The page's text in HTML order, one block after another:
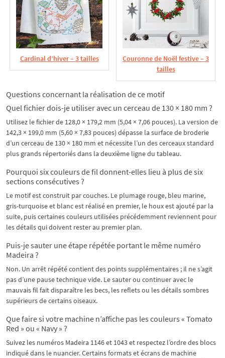
Cardinal d’hiver – 3 tailles
Couronne de Noël festive – 3
tailles
Questions concernant la réalisation de ce motif
Quel fichier dois-je utiliser avec un cerceau de 130 × 180 mm ?
Utilisez le fichier de 128,0 × 179,2 mm (5,04 × 7,06 pouces). La version de
142,3 × 199,0 mm (5,60 × 7,83 pouces) dépasse la surface de broderie
d’un cerceau de 130 × 180 mm et nécessite l’un des cerceaux standard
plus grands répertoriés dans la deuxième ligne du tableau.
Pourquoi six couleurs de fil donnent-elles lieu à plus de six
sections consécutives ?
Le motif est construit par couches. Le plumage rouge, bleu marine,
gris-turquoise et blanc est réalisé en premier, le houx est ajouté par la
suite, puis certaines couleurs utilisées précédemment reviennent pour
les détails qui doivent rester au premier plan.
Puis-je sauter une étape répétée portant le même numéro
Madeira ?
Non. Un arrêt répété contient des points supplémentaires ; il ne s’agit
pas d’une pause technique vide. Le sauter ou continuer avec le
mauvais fil fait disparaître les becs, les reflets ou les détails sombres
supérieurs de certains oiseaux.
Que faire si votre machine n’affiche pas les couleurs « Tomato
Red » ou « Navy » ?
Suivez les numéros Madeira 1146 et 1043 et respectez l’ordre des blocs
indiqué dans le nuancier. Certains formats et écrans de machine